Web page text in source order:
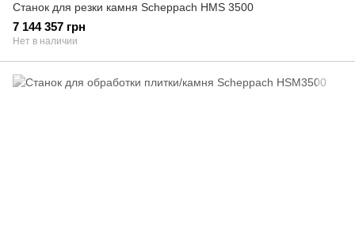
Станок для резки камня Scheppach HMS 3500
7 144 357 грн
Нет в наличии